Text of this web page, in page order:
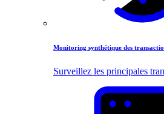
Monitoring synthétique des
Surveillez les principales